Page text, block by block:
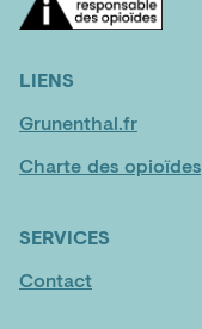
LIENS
Grunenthal.fr
Charte des opioïdes
SERVICES
Contact